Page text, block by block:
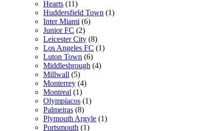
Hearts (11)
Huddersfield Town (1)
Inter Miami (6)
Junior FC (2)
Leicester City (8)
Los Angeles FC (1)
Luton Town (6)
Middlesbrough (4)
Millwall (5)
Monterrey (4)
Montreal (1)
Olympiacos (1)
Palmeiras (8)
Plymouth Argyle (1)
Portsmouth (1)